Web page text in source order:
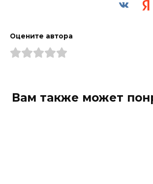
Оцените автора
Вам также может